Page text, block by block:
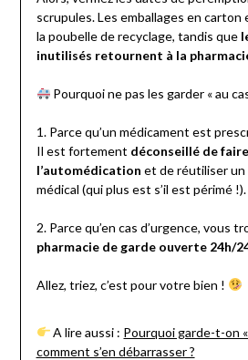
scrupules. Les emballages en
la poubelle de recyclage, tandis que
inutilisés retournent à la
Pourquoi ne pas les garder « au
1. Parce qu’un médicament est
Il est fortement déconseillé de
l’automédication et de réutiliser un
médical (qui plus est s’il est périmé !).
2. Parce qu’en cas d’urgence, vous
pharmacie de garde ouverte 24h/
Allez, triez, c’est pour votre bien !
A lire aussi : Pourquoi garde-t-on
comment s’en débarrasser ?